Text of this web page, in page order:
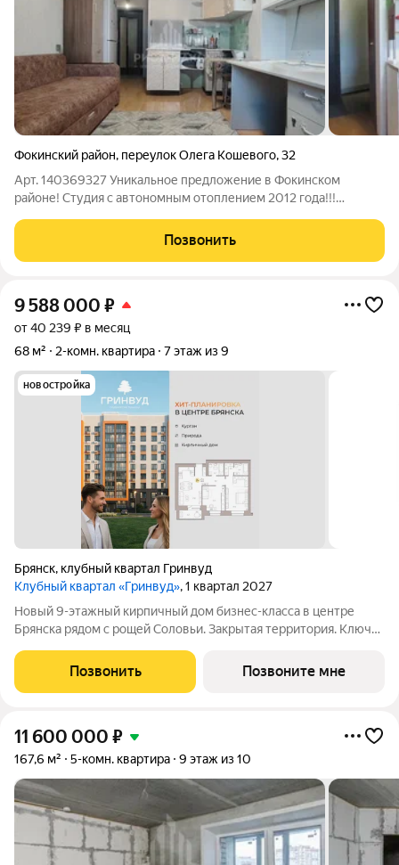
Фокинский район, переулок Олега Кошевого,32
Арт. 140369327 Уникальное предложение в Фокинском
районе! Студия с автономным отоплением 2012 года!!!
Кошевого, д. 32. О доме и застройщике: Малоэтажный
комфорт: всего 3 этажа, кирпичный дом
Позвонить
9 588 000 ₽
от 40 239 ₽ в месяц
68 м²
2-комн. квартира 7 этаж из 9
новостройка
Брянск, клубный квартал Гринвуд
Клубный квартал «Гринвуд», 1 квартал 2027
Новый 9-этажный кирпичный дом бизнес-класса в центре
Брянска рядом с рощей Соловьи. Закрытая территория. Ключи
комиссии. Ипотека от 6% сeмeйная, IT подaём заявки вo вce
бaнки гoрода.
Позвонить Позвоните мне
11 600 000 ₽
167,6 м² 5-комн. квартира 9 этаж из 10